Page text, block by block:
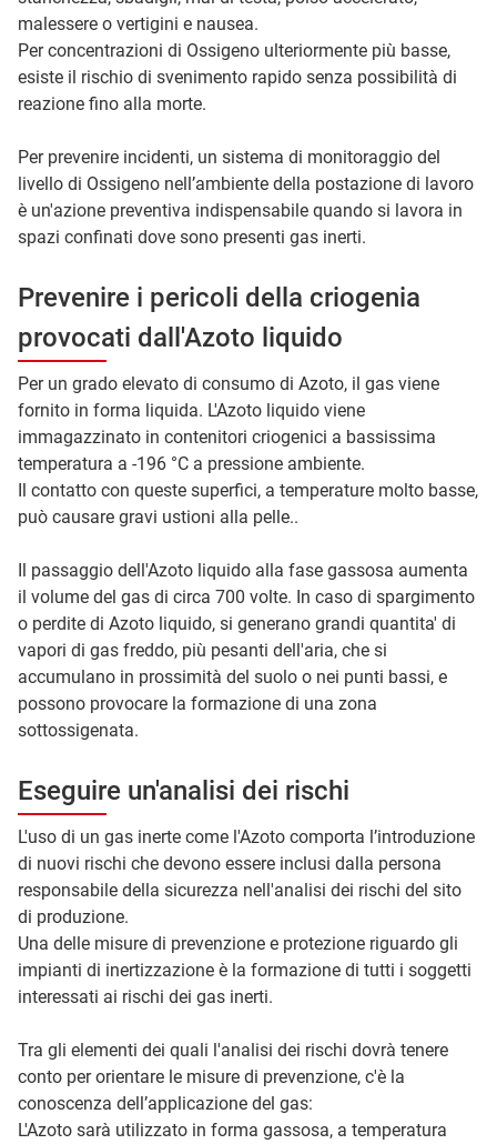
malessere o vertigini e nausea.
Per concentrazioni di Ossigeno ulteriormente più basse,
esiste il rischio di svenimento rapido senza possibilità di
reazione fino alla morte.
Per prevenire incidenti, un sistema di monitoraggio del
livello di Ossigeno nell’ambiente della postazione di lavoro
è un'azione preventiva indispensabile quando si lavora in
spazi confinati dove sono presenti gas inerti.
Prevenire i pericoli della criogenia
provocati dall'Azoto liquido
Per un grado elevato di consumo di Azoto, il gas viene
fornito in forma liquida. L'Azoto liquido viene
immagazzinato in contenitori criogenici a bassissima
temperatura a -196 °C a pressione ambiente.
Il contatto con queste superfici, a temperature molto basse,
può causare gravi ustioni alla pelle..
Il passaggio dell'Azoto liquido alla fase gassosa aumenta
il volume del gas di circa 700 volte. In caso di spargimento
o perdite di Azoto liquido, si generano grandi quantita' di
vapori di gas freddo, più pesanti dell'aria, che si
accumulano in prossimità del suolo o nei punti bassi, e
possono provocare la formazione di una zona
sottossigenata.
Eseguire un'analisi dei rischi
L'uso di un gas inerte come l'Azoto comporta l’introduzione
di nuovi rischi che devono essere inclusi dalla persona
responsabile della sicurezza nell'analisi dei rischi del sito
di produzione.
Una delle misure di prevenzione e protezione riguardo gli
impianti di inertizzazione è la formazione di tutti i soggetti
interessati ai rischi dei gas inerti.
Tra gli elementi dei quali l'analisi dei rischi dovrà tenere
conto per orientare le misure di prevenzione, c'è la
conoscenza dell’applicazione del gas:
L'Azoto sarà utilizzato in forma gassosa, a temperatura